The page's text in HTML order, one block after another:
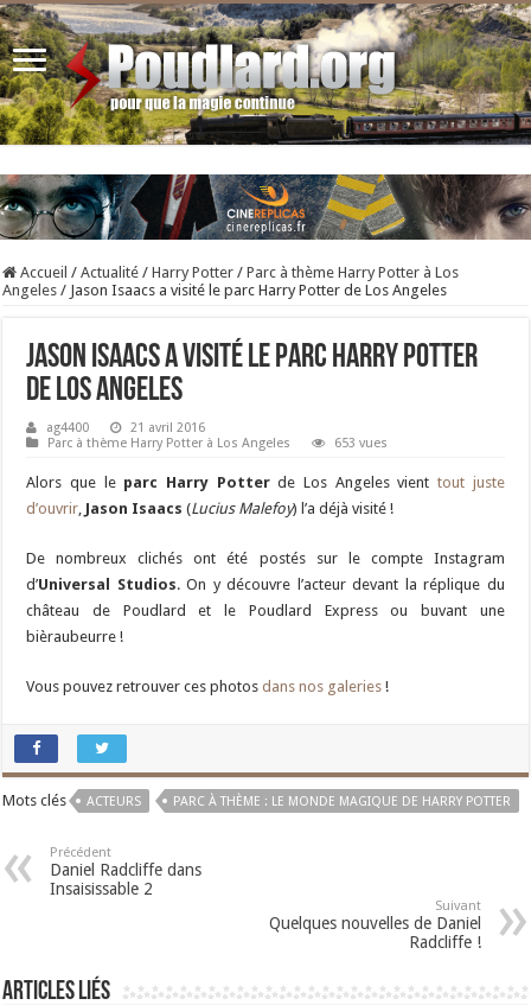
Accueil / Actualité / Harry Potter / Parc à thème Harry Potter à Los
Angeles / Jason Isaacs a visité le parc Harry Potter de Los Angeles
Jason Isaacs a visité le parc Harry Potter
de Los Angeles
ag4400
21 avril 2016
Parc à thème Harry Potter à Los Angeles
653 vues
Alors que le parc Harry Potterde Los Angeles vienttout juste
d’ouvrir, Jason Isaacs (Lucius Malefoy) l’a déjà visité !
De nombreux clichés ont été postés sur le compte Instagram
d’Universal Studios. On y découvre l’acteur devant la réplique du
château de Poudlard et le Poudlard Express ou buvant une
bièraubeurre !
Vous pouvez retrouver ces photosdans nos galeries !
Mots clés ACTEURS PARC À THÈME : LE MONDE MAGIQUE DE HARRY POTTER
Précédent
Daniel Radcliffe dans
Insaisissable 2
Suivant
Quelques nouvelles de Daniel
Radcliffe !
Articles liés